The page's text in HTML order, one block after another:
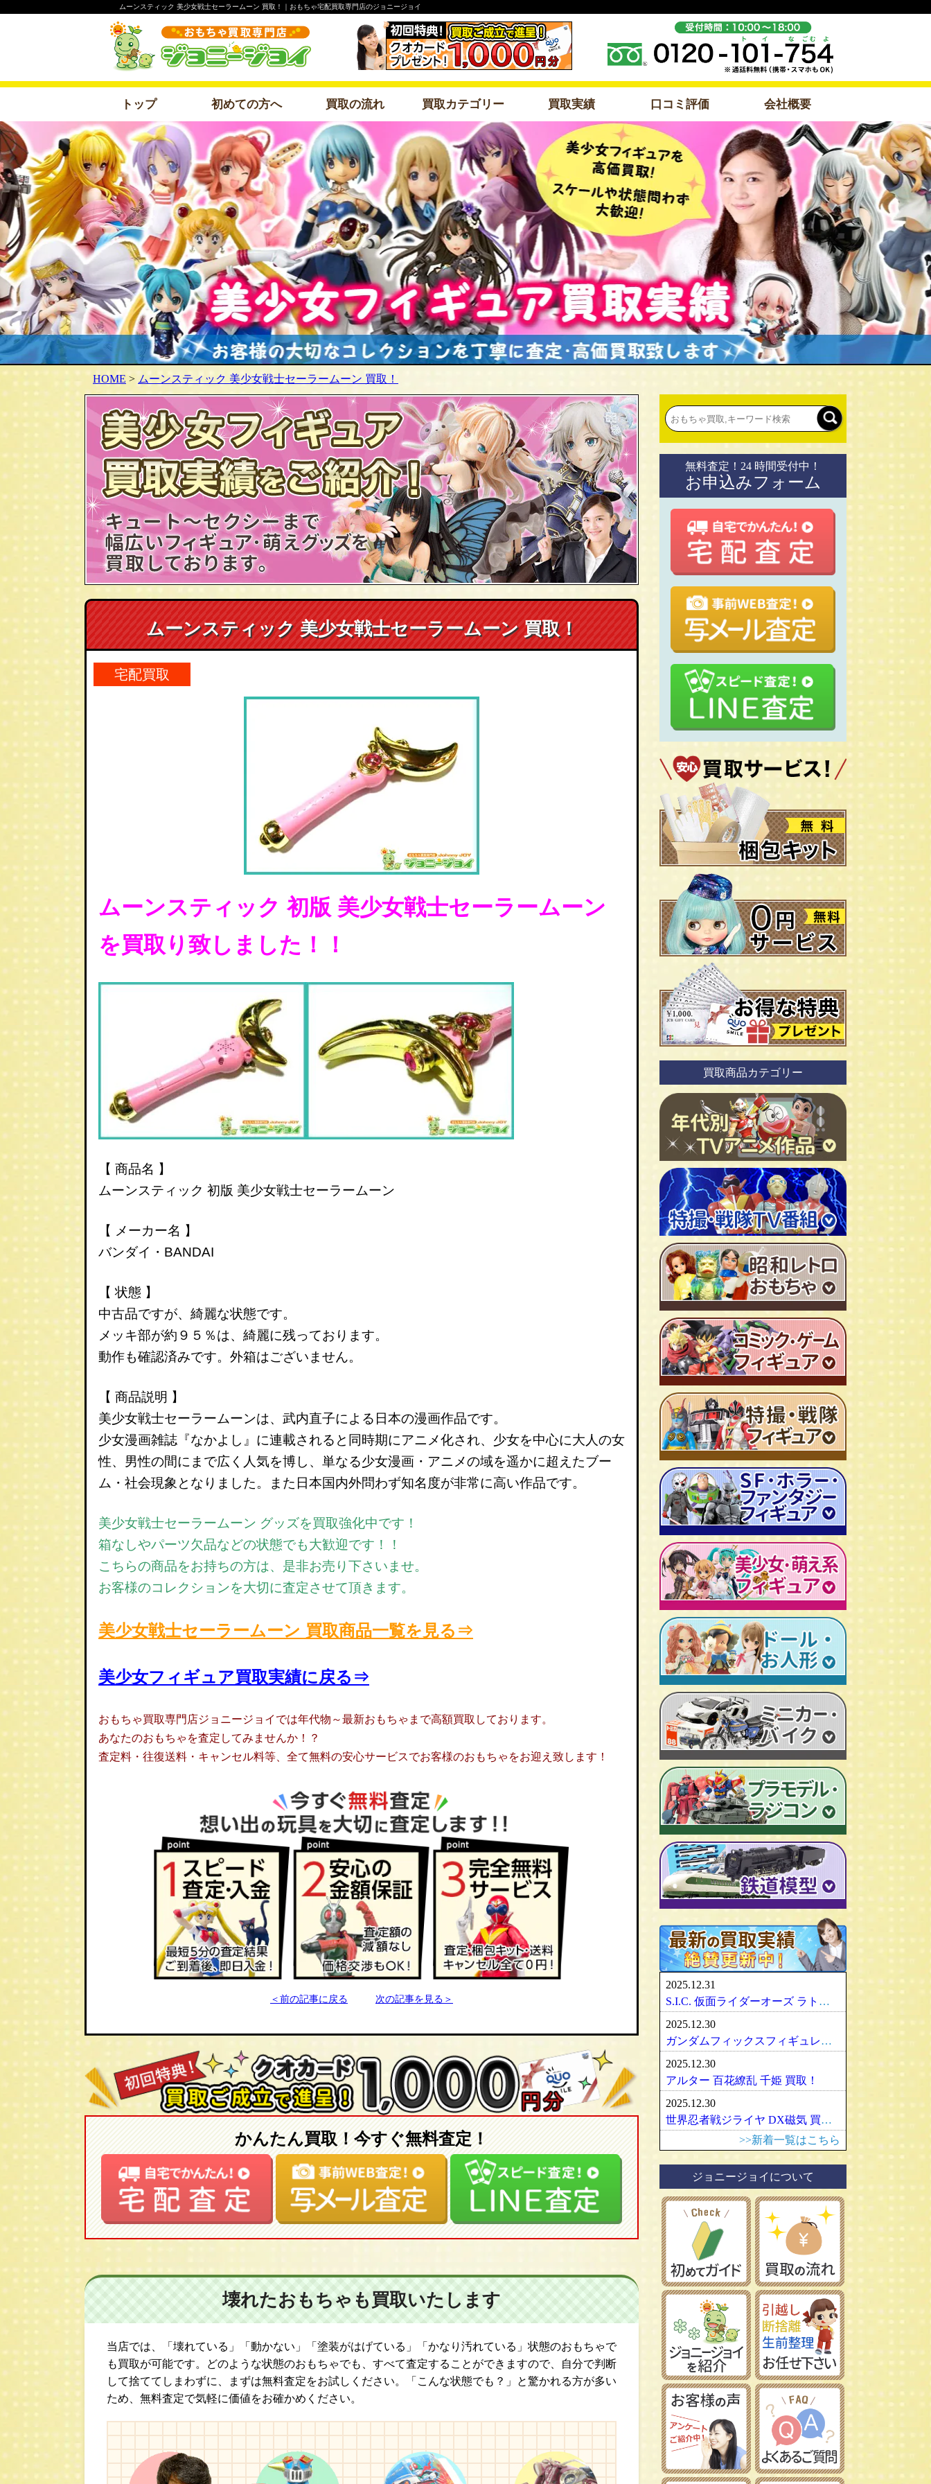
ムーンスティック 美少女戦士セーラームーン 買取！｜おもちゃ宅配買取専門店のジョニージョイ
トップ 初めての方へ 買取の流れ 買取カテゴリー 買取実績 口コミ評価 会社概要
HOME > ムーンスティック 美少女戦士セーラームーン 買取！
ムーンスティック 美少女戦士セーラームーン 買取！
宅配買取
ムーンスティック 初版 美少女戦士セーラームーン
を買取り致しました！！
【 商品名 】
ムーンスティック 初版 美少女戦士セーラームーン
【 メーカー名 】
バンダイ・BANDAI
【 状態 】
中古品ですが、綺麗な状態です。
メッキ部が約９５％は、綺麗に残っております。
動作も確認済みです。外箱はございません。
【 商品説明 】
美少女戦士セーラームーンは、武内直子による日本の漫画作品です。
少女漫画雑誌『なかよし』に連載されると同時期にアニメ化され、少女を中心に大人の女
性、男性の間にまで広く人気を博し、単なる少女漫画・アニメの域を遥かに超えたブー
ム・社会現象となりました。また日本国内外問わず知名度が非常に高い作品です。
美少女戦士セーラームーン グッズを買取強化中です！
箱なしやパーツ欠品などの状態でも大歓迎です！！
こちらの商品をお持ちの方は、是非お売り下さいませ。
お客様のコレクションを大切に査定させて頂きます。
美少女戦士セーラームーン 買取商品一覧を見る⇒
美少女フィギュア買取実績に戻る⇒
おもちゃ買取専門店ジョニージョイでは年代物～最新おもちゃまで高額買取しております。
あなたのおもちゃを査定してみませんか！？
査定料・往復送料・キャンセル料等、全て無料の安心サービスでお客様のおもちゃをお迎え致します！
＜前の記事に戻る 次の記事を見る＞
かんたん買取！今すぐ無料査定！
壊れたおもちゃも買取いたします
当店では、「壊れている」「動かない」「塗装がはげている」「かなり汚れている」状態のおもちゃで
も買取が可能です。どのような状態のおもちゃでも、すべて査定することができますので、自分で判断
して捨ててしまわずに、まずは無料査定をお試しください。「こんな状態でも？」と驚かれる方が多い
ため、無料査定で気軽に価値をお確かめください。
無料査定！24 時間受付中！
お申込みフォーム
買取商品カテゴリー
ＴＶアニメ作品 1960年代
ＴＶアニメ作品 1970年代
ＴＶアニメ作品 1980年代
特撮・戦隊 TV番組 1960年代
超合金・DX超合金
ソフビ
広告ノベルティグッズ
ジャンボマシンダー
キャラクター消しゴム
ビックリマンシール
ダイアクロン
変身サイボーグ
昭和レトロなミニカー
ミクロマン
レトロプラモデル
旧トランスフォーマー
ビンテージ セルロイド人形
仮面ライダーカード
マルサン/MARUSAN
ブルマァク/BULLMARK
ポピー/POPY
旧タカラ/TAKARA
旧バンダイ/BANDAI
タカトクトイス/T.T
中嶋製作所
ヨネザワ/米澤玩具
ワンピース/ONE PIECE
聖闘士聖矢
キン肉マン
ドラゴンボール
北斗の拳
ルパン三世
鉄人28号
新世紀エヴァンゲリオン
AKIRA/アキラ
ドラゴンクエスト
ファイナルファンタジー/FF
P.O.P
RAH
CCP キン肉マン
超像可動
聖闘士聖衣神話
Figuarts/フィギュアーツ
ワールドコレクタブル
プレイモービル
仮面ライダー
ゴジラ
人造人間キカイダー
牙狼-GARO
機動戦士ガンダム
マジンガーＺ
ゲッターロボ
トランスフォーマー
マクロス
メタルヒーローシリーズ
スーパー戦隊
超合金魂
ROBOT魂
RAH
マスターピース
M1号
S.H.モンスターアーツ
ULTRA-ACT
SDX
スターウォーズ
プレデター/PREDATOR
エイリアン/ALIEN
ターミネーター
ロボコップ
バットマン
グレムリン
バイオハザード
ディズニー
リビングデッドドールズ/LDD
ホットトイズ/HOT TOYS
サイドショウ/SIDE SHOW
パリセイズ/PALISADES
メズコ/MEZCO
プレイアーツ/PLAY ARTS
RAH
VCD
セーラームーン
魔法少女まどか☆マギカ
フェイト/Fate
武装神姫
魔法少女リリカルなのは
艦隊これくしょん -艦これ-
けいおん！
すーぱーそに子
一騎当千
東方Project
涼宮ハルヒの憂鬱
化物語・偽物語
百花繚乱
アルター/ALTER
グッドスマイルカンパニー
壽屋/コトブキヤ
グリフォンエンタープライズ
フリーイング/FREEing
やまと/YAMATO
ダイキ工業/DAIKI
ブライス/Blythe
スーパードルフィー/ドルフィードリーム
アゾンドール/AZONE
モモコ/momoko
ハイブリッドアクティブ/HAF
えっくす☆きゅーと
ピュアニーモ
リカちゃん
バービー
シルバニアファミリー
マドレーヌちゃん
ベアブリック・BE＠RBRICK
メディコムトイ
セキグチ
ペットワークス/PetWORKs
やまと/YAMATO
ママチャップトイ
オビツドール/OBITSU
トミカ/TOMICA
エブロ/EBBRO
ミニチャンプス
hpiレーシング
ノレブ/NOREV
ダイヤペット/Diapet
アオシマ / DISM
ブラーゴ/Bburago
ヘルパ/herpa
大盛屋 ミクロペット
イクソ/IXO
ﾋﾞｰﾋﾞｰｱｰﾙ/BBR
アメリカ車
イタリア車
フランス車
ガンダム/GUNDAM
アーマード・コア
スーパーロボット大戦
魔神英雄伝ワタル
車・バイク
戦車・軍用機・軍艦
旅客機/飛行機
船・ボート
建築物
デコトラ
ミニ四駆
タミヤ/田宮模型
ハセガワ/長谷川製作所
フジミ模型/FUJIMI
アオシマ/青島文化教材社
イマイ/IMAI /今井科学
コトブキヤ/壽屋
イタレリ/ITALERI
レベル/Revell
カトー/KATO
トミックス/TOMIX
ﾏｲｸﾛｴｰｽ/MICRO ACE
ｸﾞﾘｰﾝﾏｯｸｽ/GREENMAX
ワールド工芸
Bトレインショーティー
モデモ/MODEMO
エンドウ/TER
ピノチオ模型
鉄道模型社
レーマン/LGB
Ｎゲージ
ＨＯゲージ
Ｚゲージ
車両パーツ
ストラクチャー
Ｇゲージ
Ｏゲージ
2025.12.31
S.I.C. 仮面ライダーオーズ ラトラーターコンボ買取
2025.12.30
ガンダムフィックスフィギュレーション GFF おまとめ買取！
2025.12.30
アルター 百花繚乱 千姫 買取！
2025.12.30
世界忍者戦ジライヤ DX磁気 買取！
>>新着一覧はこちら
ジョニージョイについて